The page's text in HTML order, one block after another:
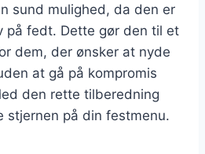
sund mulighed, da den er
på fedt. Dette gør den til et
dem, der ønsker at nyde
at gå på kompromis
den rette tilberedning
stjernen på din festmenu.